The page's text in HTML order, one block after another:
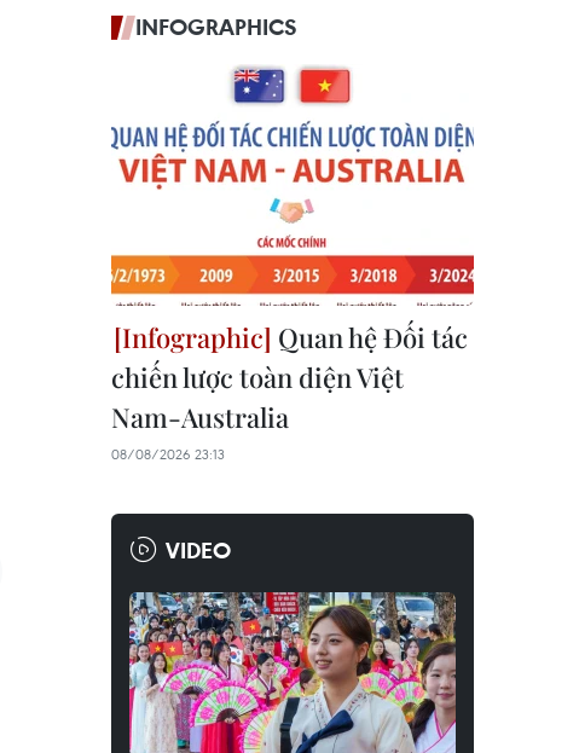
INFOGRAPHICS
Quan hệ Đối tác
chiến lược toàn diện Việt
Nam-Australia
08/08/2026 23:13
VIDEO